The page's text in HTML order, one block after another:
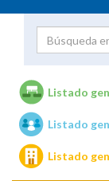
Listado
Listado
Listado